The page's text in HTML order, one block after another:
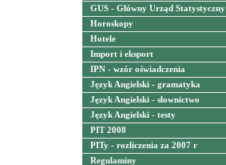
GUS - Główny Urząd Statystyczny
Horoskopy
Hotele
Import i eksport
IPN - wzór oświadczenia
Język Angielski - gramatyka
Język Angielski - słownictwo
Język Angielski - testy
PIT 2008
PITy - rozliczenia za 2007 r
Regulaminy